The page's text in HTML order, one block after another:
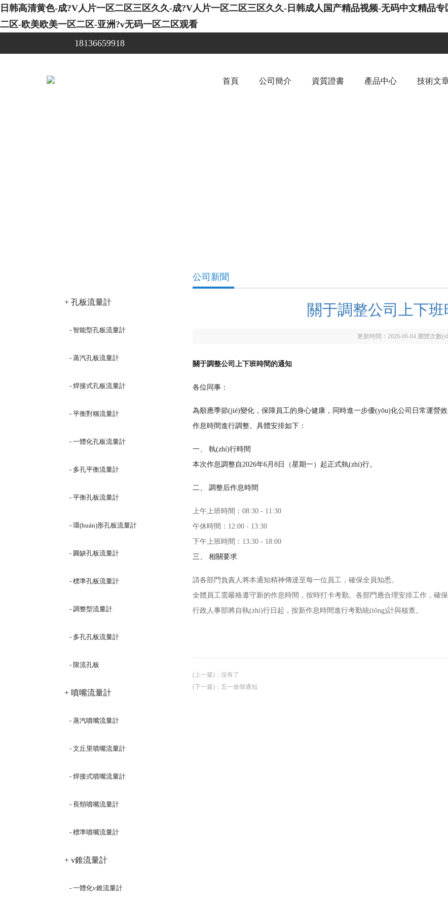
日韩高清黄色-成?V人片一区二区三区久久-成?V人片一区二区三区久久-日韩成人国产精品视频-无码中文精品
二区-欧美欧美一区二区-亚洲?v无码一区二区观看
18136659918
首頁 公司簡介 資質證書 產品中心 技術文
+ 孔板流量計
- 智能型孔板流量計
- 蒸汽孔板流量計
- 焊接式孔板流量計
- 平衡對稱流量計
- 一體化孔板流量計
- 多孔平衡流量計
- 平衡孔板流量計
- 環(huán)形孔板流量計
- 圓缺孔板流量計
- 標準孔板流量計
- 調整型流量計
- 多孔孔板流量計
- 限流孔板
+ 噴嘴流量計
- 蒸汽噴嘴流量計
- 文丘里噴嘴流量計
- 焊接式噴嘴流量計
- 長頸噴嘴流量計
- 標準噴嘴流量計
+ v錐流量計
- 一體化v錐流量計
公司新聞
關于調整公司上下
更新時間：2026-06-04 瀏覽次數
關于調整公司上下班時間的通知
各位同事：
為順應季節(jié)變化，保障員工的身心健康，同時進一步優(yōu)化公司日常運營效率
作息時間進行調整。具體安排如下：
一、 執(zhí)行時間
本次作息調整自2026年6月8日（星期一）起正式執(zhí)行。
二、 調整后作息時間
上午上班時間：08:30 - 11:30
午休時間：12:00 - 13:30
下午上班時間：13:30 - 18:00
三、 相關要求
請各部門負責人將本通知精神傳達至每一位員工，確保全員知悉。
全體員工需嚴格遵守新的作息時間，按時打卡考勤。各部門應合理安排工作，確保業
行政人事部將自執(zhí)行日起，按新作息時間進行考勤統(tǒng)計與核查。
(上一篇) ：沒有了
(下一篇) ： 五一放假通知